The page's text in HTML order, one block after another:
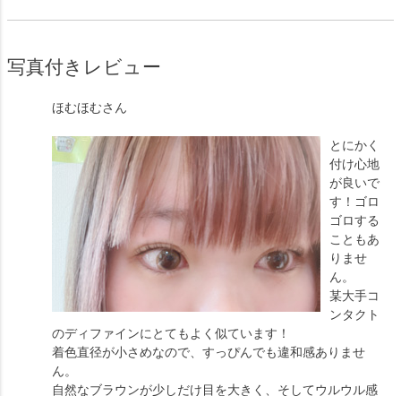
写真付きレビュー
ほむほむさん
とにかく
付け心地
が良いで
す！ゴロ
ゴロする
こともあ
りませ
ん。
某大手コ
ンタクト
のディファインにとてもよく似ています！
着色直径が小さめなので、すっぴんでも違和感ありませ
ん。
自然なブラウンが少しだけ目を大きく、そしてウルウル感